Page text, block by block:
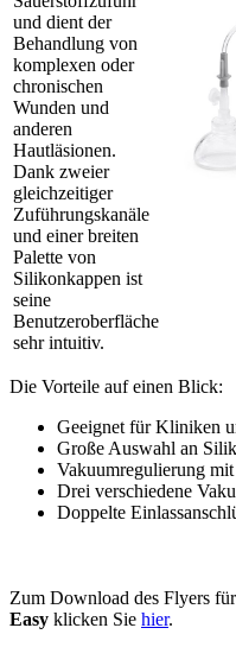
und dient der
Behandlung von
komplexen oder
chronischen
Wunden und
anderen
Hautläsionen.
Dank zweier
gleichzeitiger
Zuführungskanäle
und einer breiten
Palette von
Silikonkappen ist
seine
Benutzeroberfläche
sehr intuitiv.
Die Vorteile auf einen Blick:
Geeignet für Kliniken
Große Auswahl an
Vakuumregulierung
Drei verschiedene
Doppelte
Zum Download des Flyers
Easy klicken Sie hier.